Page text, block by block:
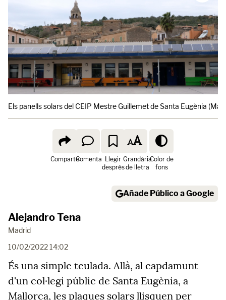
Els panells solars del CEIP Mestre Guillemet de Santa Eugènia
ComparteComenta Llegir
després
Grandària
de lletra
Color de
fons
Añade Público a Google
Alejandro Tena
Madrid
10/02/2022 14:02
És una simple teulada. Allà, al capdamunt
d'un col·legi públic de Santa Eugènia, a
Mallorca, les plaques solars llisquen per